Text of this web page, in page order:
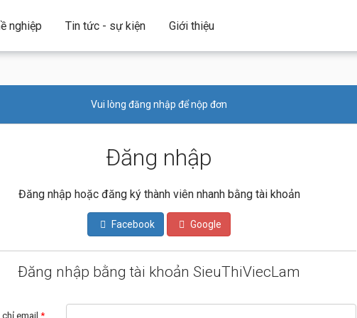
nghiệp Tin tức - sự kiện Giới thiệu
Vui lòng đăng nhập để nộp đơn
Đăng nhập
Đăng nhập hoặc đăng ký thành viên nhanh bằng tài khoản
Facebook Google
Đăng nhập bằng tài khoản SieuThiViecLam
email *